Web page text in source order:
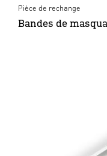
Pièce de rechange
Bandes de